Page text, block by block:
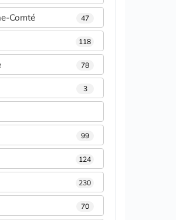
Comté 47
118
78
3
99
124
230
70